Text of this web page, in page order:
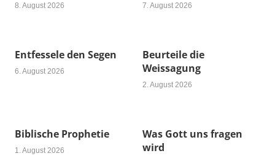
8. August 2026 7. August 2026
Entfessele den Segen
6. August 2026
Beurteile die
Weissagung
2. August 2026
Biblische Prophetie
1. August 2026
Was Gott uns fragen
wird